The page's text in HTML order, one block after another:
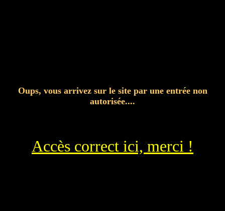
Oups, vous arrivez sur le site par une entrée non
autorisée....
Accès correct ici, merci !